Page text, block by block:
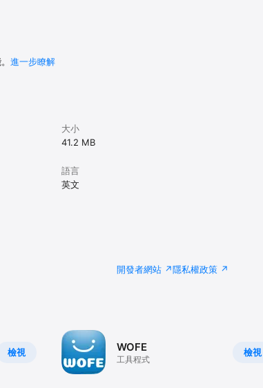
進一步瞭解
大小
41.2 MB
語言
英文
開發者網站 隱私權政策
檢視 檢視
WOFE
工具程式